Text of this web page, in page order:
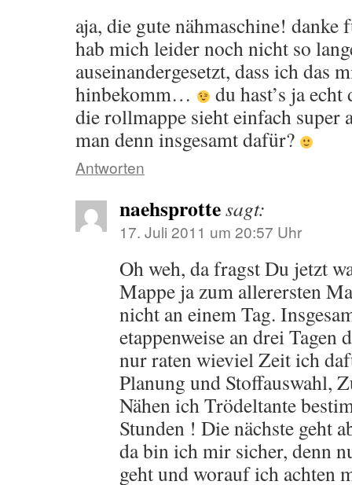
aja, die gute nähmaschine! danke
hab mich leider noch nicht so
auseinandergesetzt, dass ich das
hinbekomm…
du hast’s ja
die rollmappe sieht einfach super
man denn insgesamt dafür?
Antworten
naehsprottesagt:
17. Juli 2011 um 20:57 Uhr
Oh weh, da fragst Du jetzt
Mappe ja zum allerersten
nicht an einem Tag.
etappenweise an drei Tagen
nur raten wieviel Zeit ich
Planung und Stoffauswahl,
Nähen ich Trödeltante
Stunden ! Die nächste geht
da bin ich mir sicher, denn
geht und worauf ich achten